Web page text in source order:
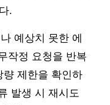
.
예상치 못한 에
작정 요청을 반복
제한을 확인하
발생 시 재시도